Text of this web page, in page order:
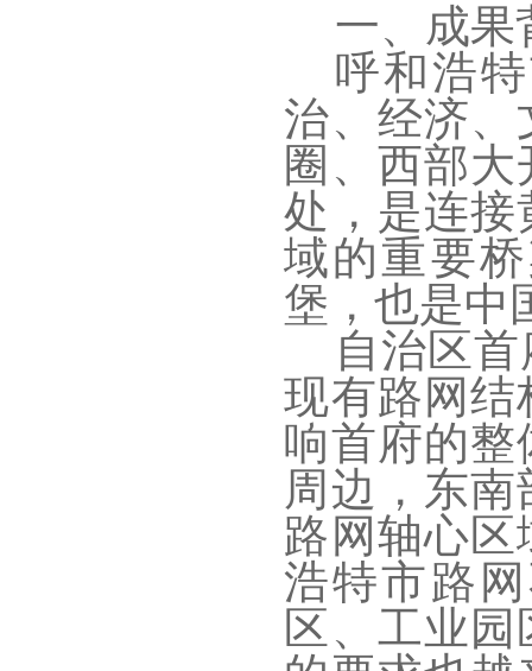
一、成果
呼和浩
治、经济、
圈、西部
处，是连接
域的重要
堡，也是中
自治区
现有路网结
响首府的整
周边，东
路网轴心
浩特市路
区、工业